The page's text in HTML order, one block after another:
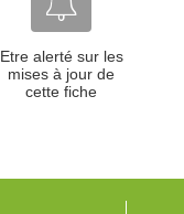
Etre alerté sur les
mises à jour de
cette fiche